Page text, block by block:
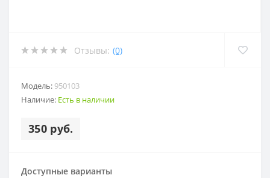
Отзывы: (0)
Модель: 950103
Наличие: Есть в наличии
350 руб.
Доступные варианты